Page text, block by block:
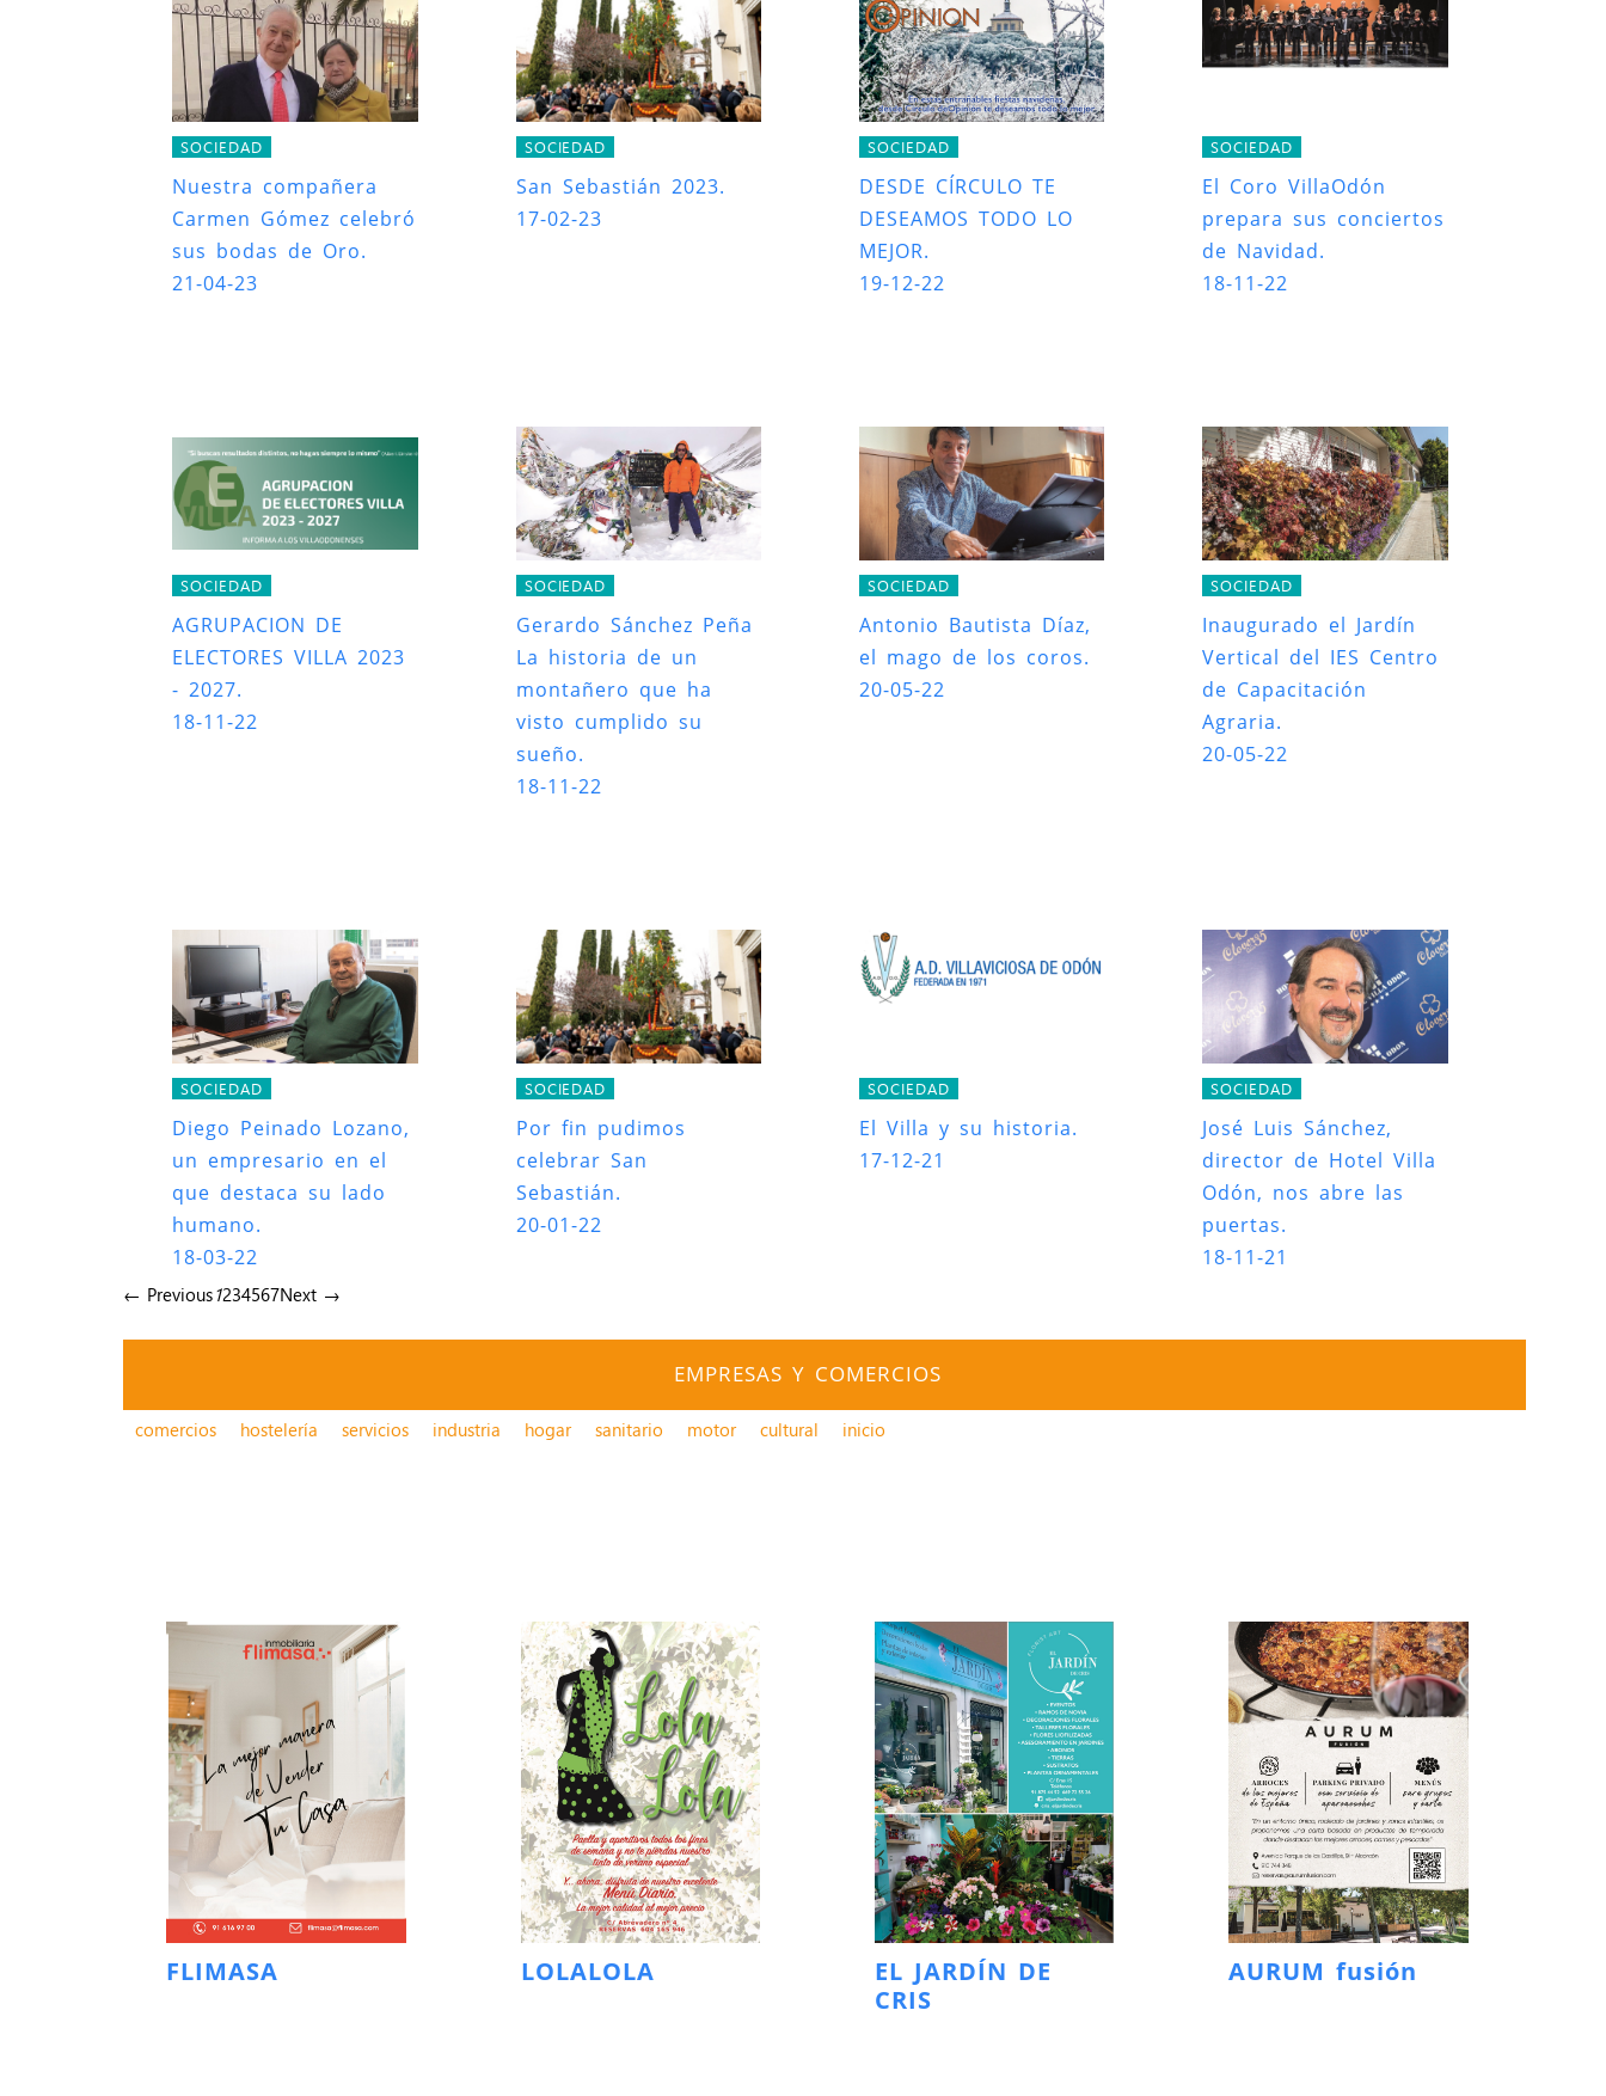
SOCIEDAD
Nuestra compañera
Carmen Gómez celebró
sus bodas de Oro.
21-04-23
SOCIEDAD
San Sebastián 2023.
17-02-23
SOCIEDAD
DESDE CÍRCULO TE
DESEAMOS TODO LO
MEJOR.
19-12-22
SOCIEDAD
El Coro VillaOdón
prepara sus conciertos
de Navidad.
18-11-22
SOCIEDAD
AGRUPACION DE
ELECTORES VILLA 2023
- 2027.
18-11-22
SOCIEDAD
Gerardo Sánchez Peña
La historia de un
montañero que ha
visto cumplido su
sueño.
18-11-22
SOCIEDAD
Antonio Bautista Díaz,
el mago de los coros.
20-05-22
SOCIEDAD
Inaugurado el Jardín
Vertical del IES Centro
de Capacitación
Agraria.
20-05-22
SOCIEDAD
Diego Peinado Lozano,
un empresario en el
que destaca su lado
humano.
18-03-22
SOCIEDAD
Por fin pudimos
celebrar San
Sebastián.
20-01-22
SOCIEDAD
El Villa y su historia.
17-12-21
SOCIEDAD
José Luis Sánchez,
director de Hotel Villa
Odón, nos abre las
puertas.
18-11-21
← Previous1234567Next →
EMPRESAS Y COMERCIOS
comercios hostelería servicios industria hogar sanitario motor cultural inicio
FLIMASA LOLALOLA
EL JARDÍN DE
CRIS
AURUM fusión